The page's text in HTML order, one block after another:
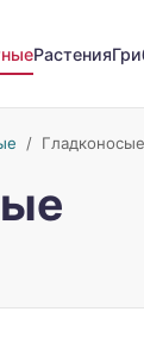
Растения
/